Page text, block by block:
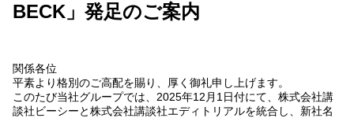
BECK」発足のご案内
関係各位
平素より格別のご高配を賜り、厚く御礼申し上げます。
このたび当社グループでは、2025年12月1日付にて、株式会社講
談社ビーシーと株式会社講談社エディトリアルを統合し、新社名